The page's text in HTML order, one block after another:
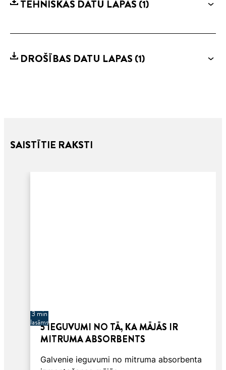
TEHNISKĀS DATU LAPAS (1)
DROŠĪBAS DATU LAPAS (1)
SAISTĪTIE RAKSTI
3 min
lasāms5 IEGUVUMI NO TĀ, KA MĀJĀS IR
MITRUMA ABSORBENTS
Galvenie ieguvumi no mitruma absorbenta